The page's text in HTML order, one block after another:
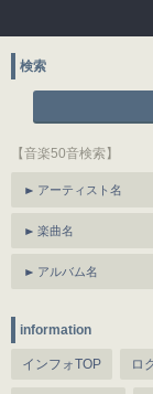
検索
【音楽50音検索】
アーティスト名
楽曲名
アルバム名
information
インフォTOP ロ